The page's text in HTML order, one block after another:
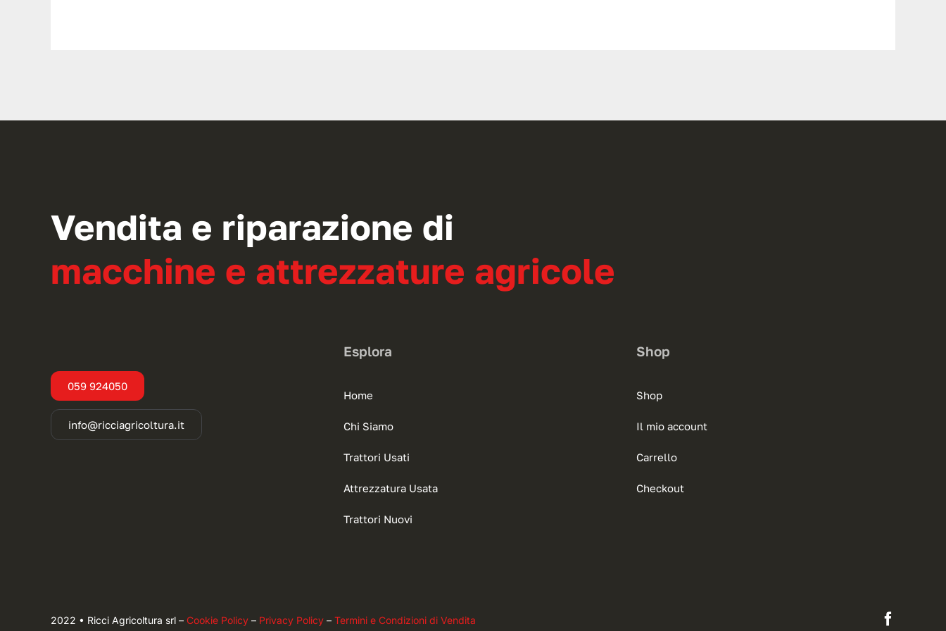
Vendita e riparazione di
macchine e attrezzature agricole
059 924050
info@ricciagricoltura.it
Esplora
Home
Chi Siamo
Trattori Usati
Attrezzatura Usata
Trattori Nuovi
Shop
Shop
Il mio account
Carrello
Checkout
2022 • Ricci Agricoltura srl – Cookie Policy– Privacy Policy– Termini e Condizioni di Vendita